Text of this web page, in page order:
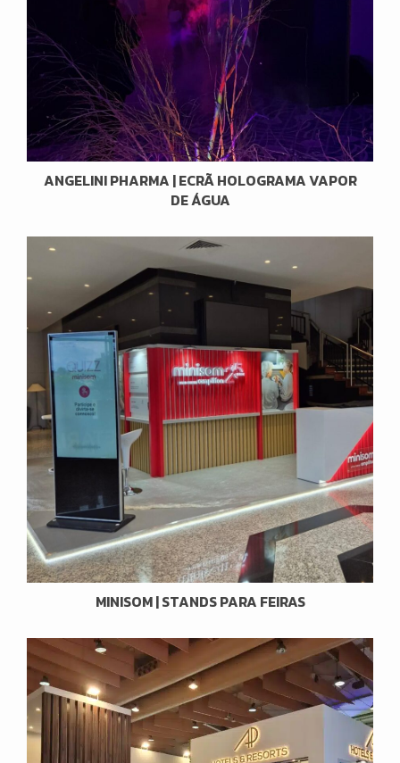
ANGELINI PHARMA | ECRÃ HOLOGRAMA VAPOR
DE ÁGUA
MINISOM | STANDS PARA FEIRAS